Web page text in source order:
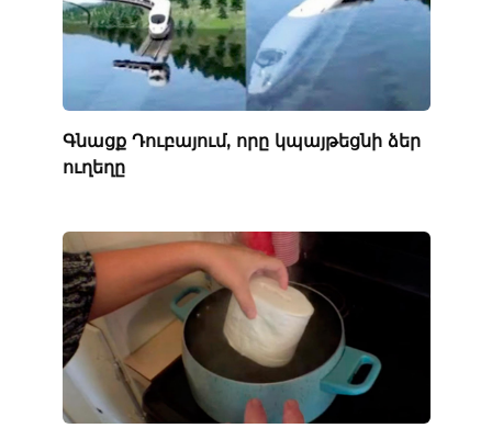
Գնացք Դուբայում, որը կպայթեցնի ձեր
ուղեղը